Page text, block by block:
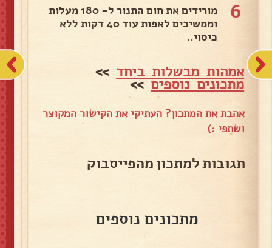
6
מורידים את חום התנור ל- 180 מעלות
וממשיכים לאפות עוד 40 דקות ללא
כיסוי..
אמהות מבשלות ביחד >>
מתכונים נוספים>>
אהבת את המתכון? העתיקי את הקישור המקוצר
ושתפי :)
תגובות למתכון מהפייסבוק
מתכונים נוספים